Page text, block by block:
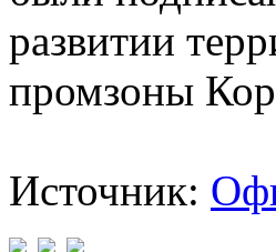
развитии
промзоны
Источник: